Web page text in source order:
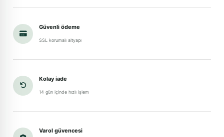
Güvenli ödeme
SSL korumalı altyapı
Kolay iade
14 gün içinde hızlı işlem
Varol güvencesi